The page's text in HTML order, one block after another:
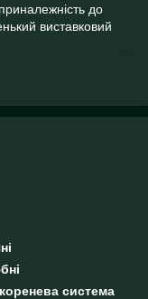
до
виставковий
система